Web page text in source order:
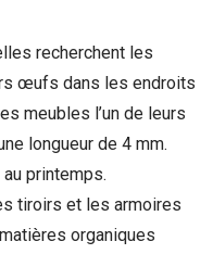
recherchent les
œufs dans les endroits
meubles l’un de leurs
longueur de 4 mm.
printemps.
tiroirs et les armoires
organiques